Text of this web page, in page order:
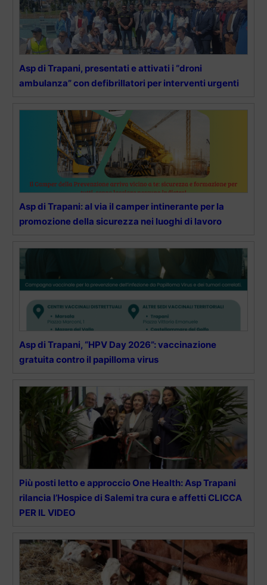
Asp di Trapani, presentati e attivati i “droni
ambulanza” con defibrillatori per interventi urgenti
Asp di Trapani: al via il camper intinerante per la
promozione della sicurezza nei luoghi di lavoro
Asp di Trapani, “HPV Day 2026”: vaccinazione
gratuita contro il papilloma virus
Più posti letto e approccio One Health: Asp Trapani
rilancia l’Hospice di Salemi tra cura e affetti CLICCA
PER IL VIDEO